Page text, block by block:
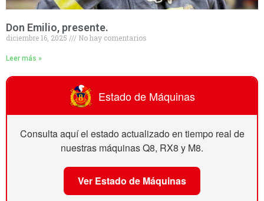
Don Emilio, presente.
diciembre 16, 2025 No hay comentarios
Leer más »
Estado de Máquinas
Consulta aquí el estado actualizado en tiempo real de
nuestras máquinas Q8, RX8 y M8.
Ver Estado de Máquinas